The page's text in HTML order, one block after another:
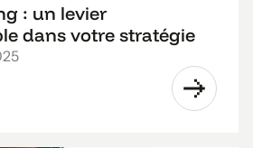
: un levier
dans votre stratégie